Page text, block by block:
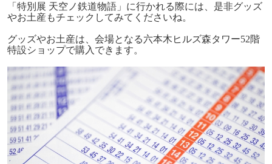
「特別展 天空ノ鉄道物語」に行かれる際には、是非グッズ
やお土産もチェックしてみてくださいね。
グッズやお土産は、会場となる六本木ヒルズ森タワー52階
特設ショップで購入できます。